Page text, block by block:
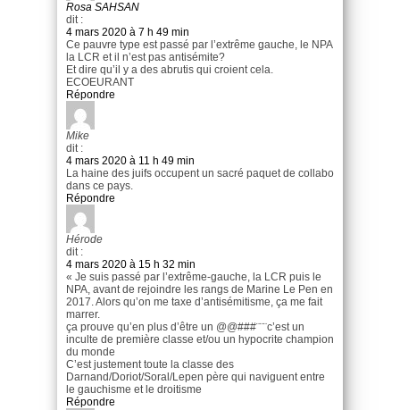
Rosa SAHSAN
dit :
4 mars 2020 à 7 h 49 min
Ce pauvre type est passé par l’extrême gauche, le NPA
la LCR et il n’est pas antisémite?
Et dire qu’il y a des abrutis qui croient cela.
ECOEURANT
Répondre
Mike
dit :
4 mars 2020 à 11 h 49 min
La haine des juifs occupent un sacré paquet de collabo
dans ce pays.
Répondre
Hérode
dit :
4 mars 2020 à 15 h 32 min
« Je suis passé par l’extrême-gauche, la LCR puis le
NPA, avant de rejoindre les rangs de Marine Le Pen en
2017. Alors qu’on me taxe d’antisémitisme, ça me fait
marrer.
ça prouve qu’en plus d’être un @@###¨¨¨c’est un
inculte de première classe et/ou un hypocrite champion
du monde
C’est justement toute la classe des
Darnand/Doriot/Soral/Lepen père qui naviguent entre
le gauchisme et le droitisme
Répondre